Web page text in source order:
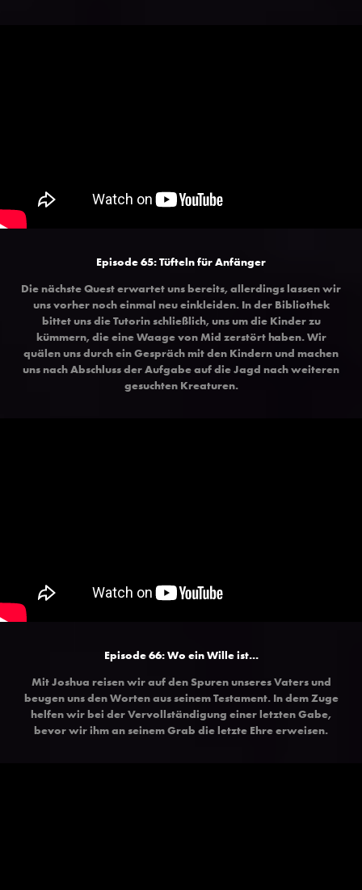
Episode 65:Tüfteln für Anfänger
Die nächste Quest erwartet uns bereits, allerdings lassen wir
uns vorher noch einmal neu einkleiden. In der Bibliothek
bittet uns die Tutorin schließlich, uns um die Kinder zu
kümmern, die eine Waage von Mid zerstört haben. Wir
quälen uns durch ein Gespräch mit den Kindern und machen
uns nach Abschluss der Aufgabe auf die Jagd nach weiteren
gesuchten Kreaturen.
Episode 66:Wo ein Wille ist...
Mit Joshua reisen wir auf den Spuren unseres Vaters und
beugen uns den Worten aus seinem Testament. In dem Zuge
helfen wir bei der Vervollständigung einer letzten Gabe,
bevor wir ihm an seinem Grab die letzte Ehre erweisen.